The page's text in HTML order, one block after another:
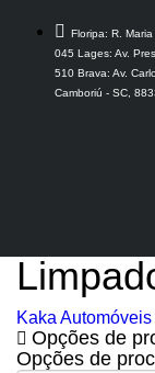
Floripa: R.
045 Lages: Av.
510 Brava: Av.
Camboriú - SC,
Kaka Automóveis
Opções de
Opções de